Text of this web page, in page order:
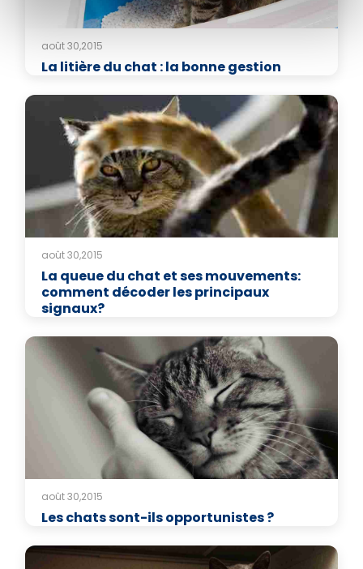
août 30,2015
La litière du chat : la bonne gestion
août 30,2015
La queue du chat et ses mouvements:
comment décoder les principaux
signaux?
août 30,2015
Les chats sont-ils opportunistes ?